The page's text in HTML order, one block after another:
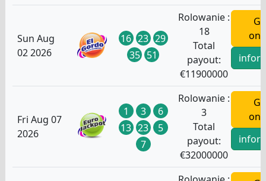
Sun Aug
02 2026
16 23 29
35 51
Rolowanie :
18
Total
payout:
€11900000
Fri Aug 07
2026
1 3
6
13 23
5
7
Rolowanie :
3
Total
payout:
€32000000